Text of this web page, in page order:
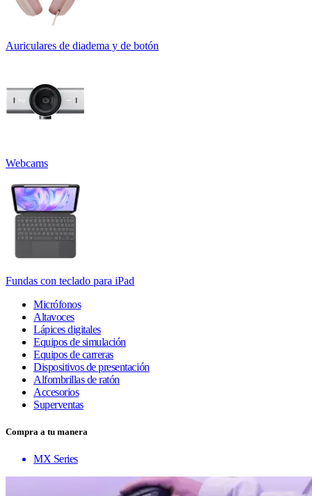
Auriculares de diadema y de botón
Webcams
Fundas con teclado para iPad
Micrófonos
Altavoces
Lápices digitales
Equipos de simulación
Equipos de carreras
Dispositivos de presentación
Alfombrillas de ratón
Accesorios
Superventas
Compra a tu manera
MX Series